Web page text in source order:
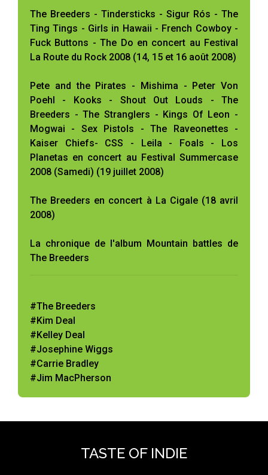
The Breeders - Tindersticks - Sigur Rós - The
Ting Tings - Girls in Hawaii - French Cowboy -
Fuck Buttons - The Do en concert au Festival
La Route du Rock 2008 (14, 15 et 16 août 2008)
Pete and the Pirates - Mishima - Peter Von
Poehl - Kooks - Shout Out Louds - The
Breeders - The Stranglers - Kings Of Leon -
Mogwai - Sex Pistols - The Raveonettes -
Kaiser Chiefs- CSS - Leila - Foals - Los
Planetas en concert au Festival Summercase
2008 (Samedi) (19 juillet 2008)
The Breeders en concert à La Cigale (18 avril
2008)
La chronique de l'album Mountain battles de
The Breeders
#The Breeders
#Kim Deal
#Kelley Deal
#Josephine Wiggs
#Carrie Bradley
#Jim MacPherson
TASTE OF INDIE